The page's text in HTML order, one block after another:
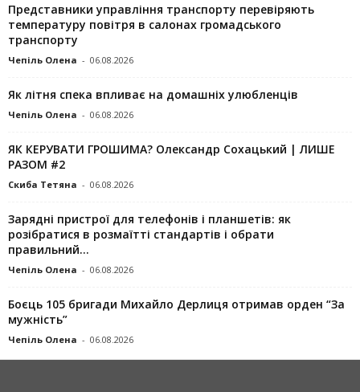
Представники управління транспорту перевіряють
температуру повітря в салонах громадського
транспорту
Чепіль Олена - 06.08.2026
Як літня спека впливає на домашніх улюбленців
Чепіль Олена - 06.08.2026
ЯК КЕРУВАТИ ГРОШИМА? Олександр Сохацький | ЛИШЕ
РАЗОМ #2
Скиба Тетяна - 06.08.2026
Зарядні пристрої для телефонів і планшетів: як
розібратися в розмаїтті стандартів і обрати
правильний...
Чепіль Олена - 06.08.2026
Боєць 105 бригади Михайло Дерлиця отримав орден “За
мужність”
Чепіль Олена - 06.08.2026